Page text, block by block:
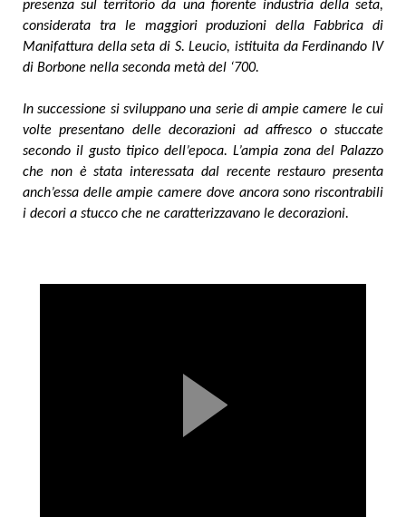
presenza sul territorio da una fiorente industria della seta,
considerata tra le maggiori produzioni della Fabbrica di
Manifattura della seta di S. Leucio, istituita da Ferdinando IV
di Borbone nella seconda metà del ‘700.
In successione si sviluppano una serie di ampie camere le cui
volte presentano delle decorazioni ad affresco o stuccate
secondo il gusto tipico dell’epoca. L’ampia zona del Palazzo
che non è stata interessata dal recente restauro presenta
anch’essa delle ampie camere dove ancora sono riscontrabili
i decori a stucco che ne caratterizzavano le decorazioni.